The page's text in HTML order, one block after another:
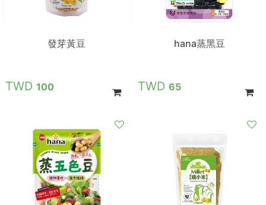
發芽黃豆
100
hana蒸黑豆
65